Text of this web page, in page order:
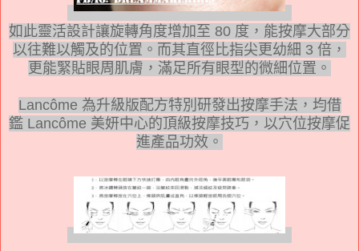
如此靈活設計讓旋轉角度增加至 80 度，能按摩大部分
以往難以觸及的位置。而其直徑比指尖更幼細 3 倍，
更能緊貼眼周肌膚，滿足所有眼型的微細位置。
Lancôme 為升級版配方特別研發出按摩手法，均借
鑑 Lancôme 美妍中心的頂級按摩技巧，以穴位按摩促
進產品功效。